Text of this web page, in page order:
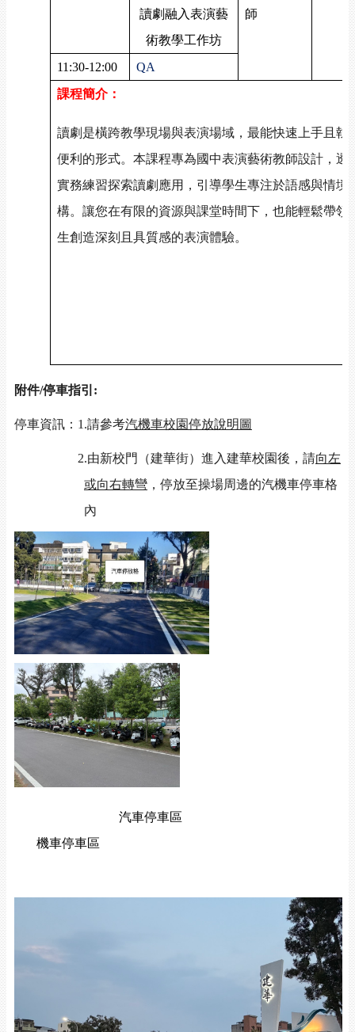
讀劇融入表演藝
術教學工作坊
師
11:30-12:00
QA
課程簡介：
讀劇是橫跨教學現場與表演場域，最能快速上手且執
便利的形式。本課程專為國中表演藝術教師設計，透
實務練習探索讀劇應用，引導學生專注於語感與情境
構。讓您在有限的資源與課堂時間下，也能輕鬆帶領
生創造深刻且具質感的表演體驗。
附件/停車指引 :
停車資訊： 1.請參考汽機車校園停放說明圖
2.由新校門（建華街）進入建華校園後，請向左
或向右轉彎 ，停放至操場周邊的汽機車停車格
內
汽車停車區
機車停車區